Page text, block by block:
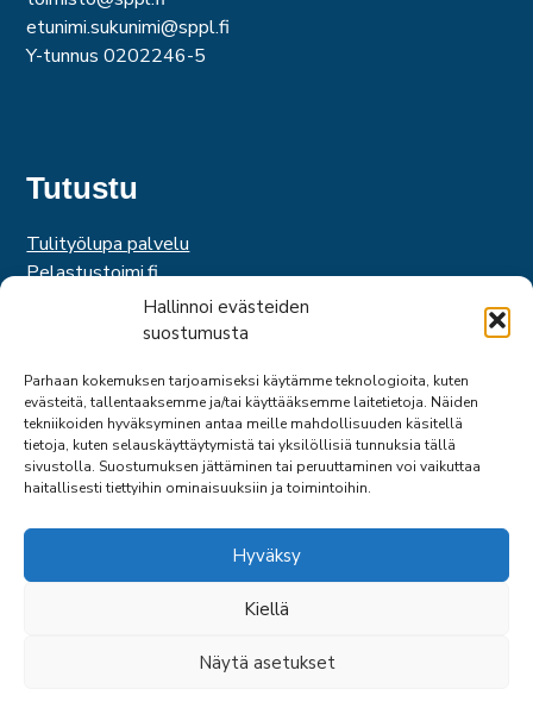
Hallinnoi evästeiden
suostumusta
Parhaan kokemuksen tarjoamiseksi käytämme teknologioita, kuten
evästeitä, tallentaaksemme ja/tai käyttääksemme laitetietoja. Näiden
tekniikoiden hyväksyminen antaa meille mahdollisuuden käsitellä
tietoja, kuten selauskäyttäytymistä tai yksilöllisiä tunnuksia tällä
sivustolla. Suostumuksen jättäminen tai peruuttaminen voi vaikuttaa
haitallisesti tiettyihin ominaisuuksiin ja toimintoihin.
Hyväksy
Kiellä
Näytä asetukset
etunimi.sukunimi@sppl.fi
Y-tunnus 0202246-5
Tutustu
Tulityölupa palvelu
Pelastustoimi.fi
Hätäkeskuslaitos
Palosuojelurahasto
Suomen Pelastusalan Keskusjärjestö
SPEK
Federation of EUropean Fire Officers